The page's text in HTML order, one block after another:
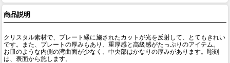
商品説明
クリスタル素材で、プレート縁に施されたカットが光を反射して、とてもきれい
です。また、プレートの厚みもあり、重厚感と高級感がたっぷりのアイテム。
お皿のような内側の湾曲面が少なく、中央部はかなりの厚みがあります。彫刻
は、表面から施します。